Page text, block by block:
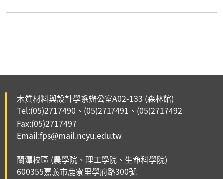
木質材料與設計學系辦公室A02-133 (森林館)
Tel:(05)2717490 、 (05)2717491、 (05)2717492
Fax:(05)2717497
Email:fps@mail.ncyu.edu.tw
蘭潭校區 (農學院、理工學院、生命科學院)
600355嘉義市鹿寮里學府路300號